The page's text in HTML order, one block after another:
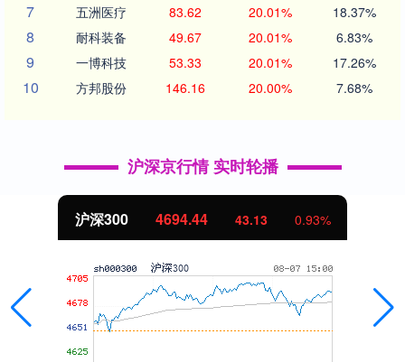
7 五洲医疗 83.62 20.01% 18.37%
8 耐科装备 49.67 20.01% 6.83%
9 一博科技 53.33 20.01% 17.26%
10 方邦股份 146.16 20.00% 7.68%
沪深京行情 实时轮播
沪深300 4694.44 43.13 0.93%